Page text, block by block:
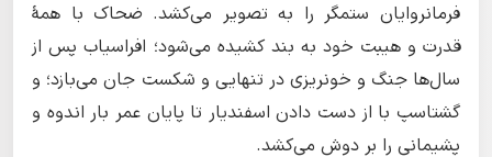
فرمانروایان ستمگر را به تصویر می‌کشد. ضحاک با همهٔ
قدرت و هیبت خود به بند کشیده می‌شود؛ افراسیاب پس از
سال‌ها جنگ و خونریزی در تنهایی و شکست جان می‌بازد؛ و
گشتاسپ با از دست دادن اسفندیار تا پایان عمر بار اندوه و
پشیمانی را بر دوش می‌کشد.